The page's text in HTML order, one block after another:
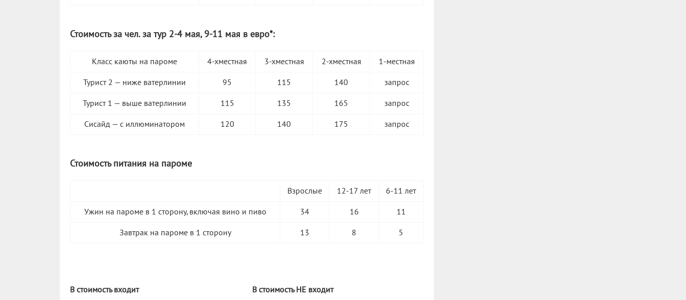
Стоимость за чел. за тур 2-4 мая, 9-11 мая в евро*:
Класс каюты на пароме 4-хместная 3-хместная 2-хместная 1-местная
Турист 2 — ниже ватерлинии 95 115 140 запрос
Турист 1 — выше ватерлинии 115 135 165 запрос
Сисайд — с иллюминатором 120 140 175 запрос
Стоимость питания на пароме
Взрослые 12-17 лет 6-11 лет
Ужин на пароме в 1 сторону, включая вино и пиво 34 16 11
Завтрак на пароме в 1 сторону 13 8 5
В стоимость входит В стоимость НЕ входит